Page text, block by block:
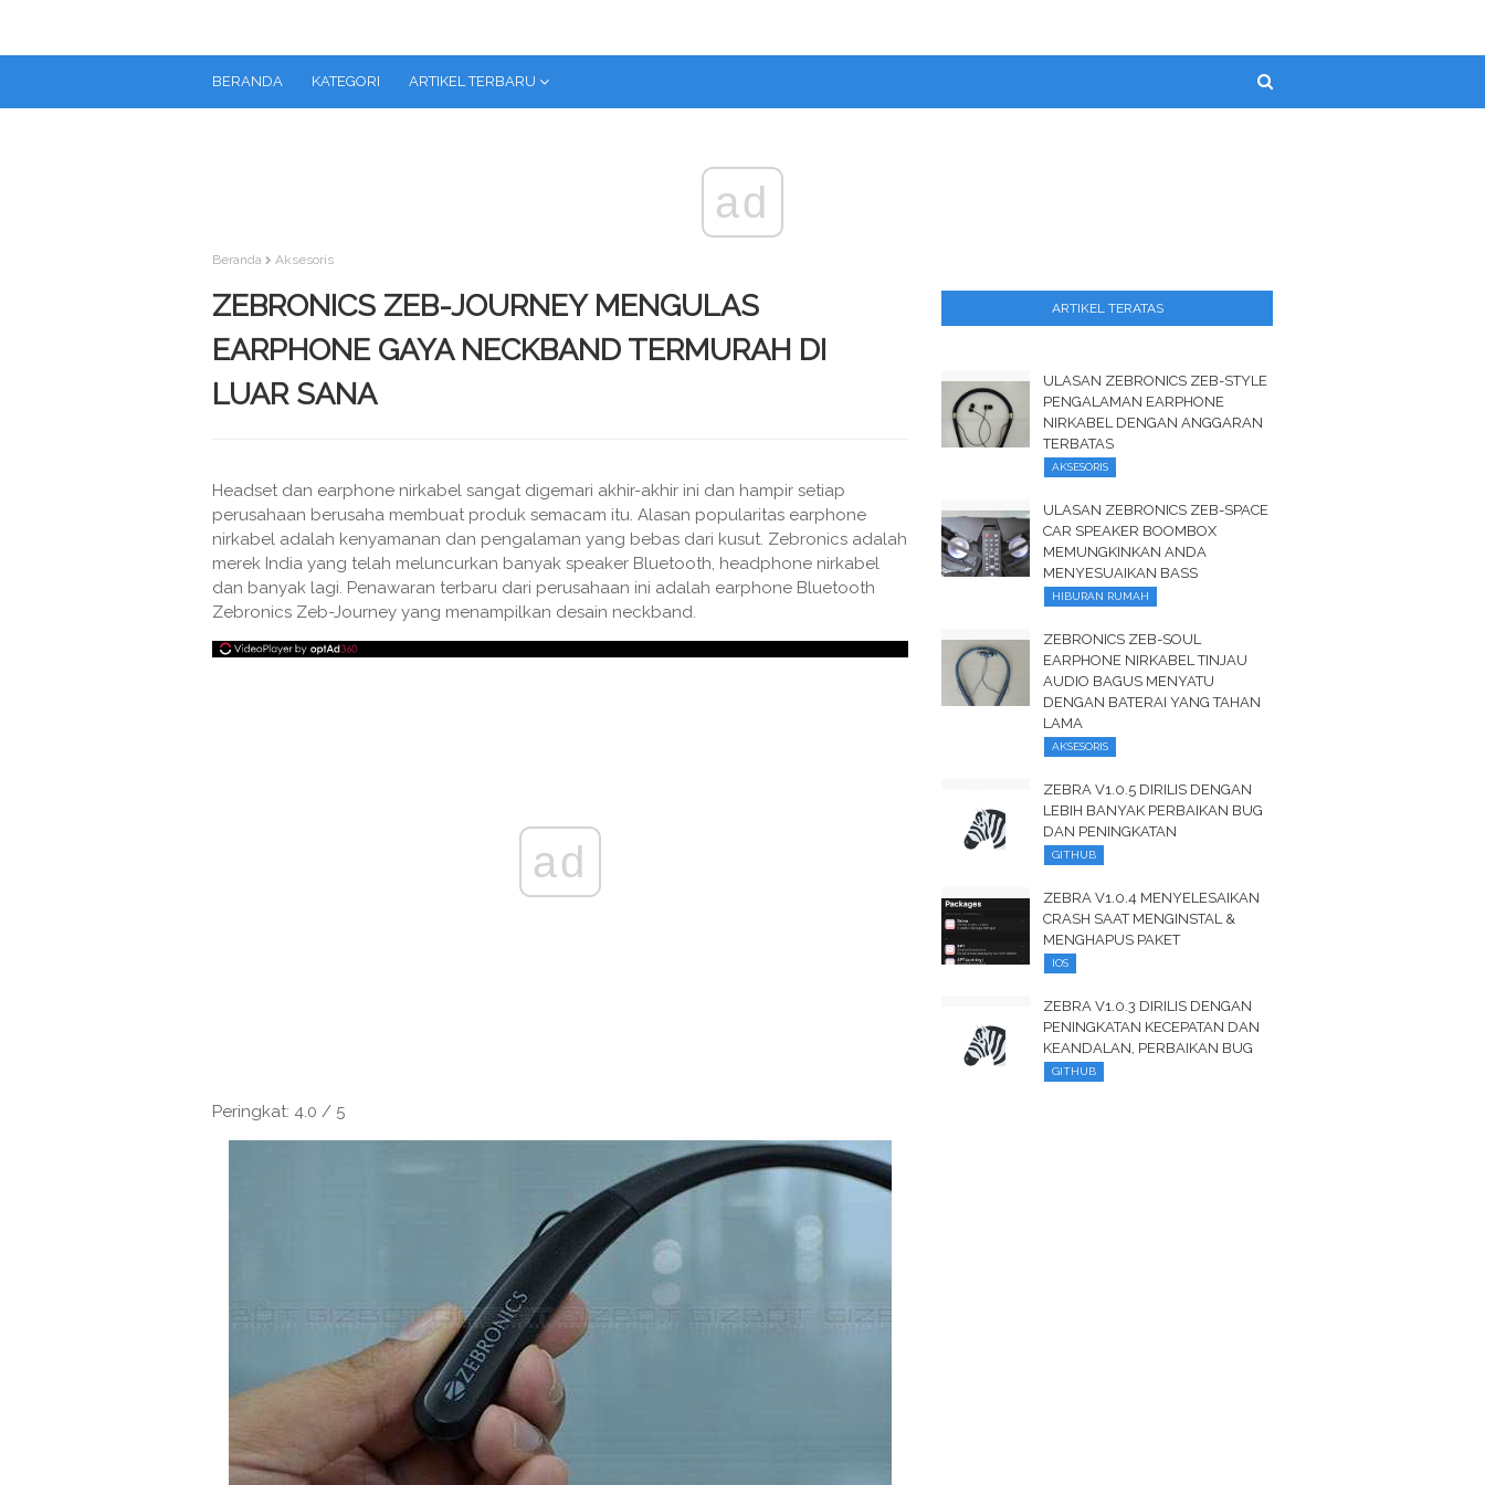
BERANDA KATEGORI ARTIKEL TERBARU
ad
Beranda Aksesoris
ZEBRONICS ZEB-JOURNEY MENGULAS
EARPHONE GAYA NECKBAND TERMURAH DI
LUAR SANA
Headset dan earphone nirkabel sangat digemari akhir-akhir ini dan hampir setiap
perusahaan berusaha membuat produk semacam itu. Alasan popularitas earphone
nirkabel adalah kenyamanan dan pengalaman yang bebas dari kusut. Zebronics adalah
merek India yang telah meluncurkan banyak speaker Bluetooth, headphone nirkabel
dan banyak lagi. Penawaran terbaru dari perusahaan ini adalah earphone Bluetooth
Zebronics Zeb-Journey yang menampilkan desain neckband.
ad
Peringkat: 4.0 / 5
ARTIKEL TERATAS
ULASAN ZEBRONICS ZEB-STYLE
PENGALAMAN EARPHONE
NIRKABEL DENGAN ANGGARAN
TERBATAS
AKSESORIS
ULASAN ZEBRONICS ZEB-SPACE
CAR SPEAKER BOOMBOX
MEMUNGKINKAN ANDA
MENYESUAIKAN BASS
HIBURAN RUMAH
ZEBRONICS ZEB-SOUL
EARPHONE NIRKABEL TINJAU
AUDIO BAGUS MENYATU
DENGAN BATERAI YANG TAHAN
LAMA
AKSESORIS
ZEBRA V1.0.5 DIRILIS DENGAN
LEBIH BANYAK PERBAIKAN BUG
DAN PENINGKATAN
GITHUB
ZEBRA V1.0.4 MENYELESAIKAN
CRASH SAAT MENGINSTAL &
MENGHAPUS PAKET
IOS
ZEBRA V1.0.3 DIRILIS DENGAN
PENINGKATAN KECEPATAN DAN
KEANDALAN, PERBAIKAN BUG
GITHUB